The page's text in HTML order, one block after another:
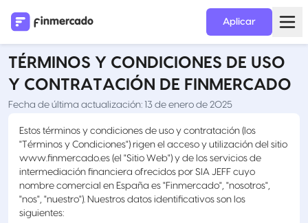
Aplicar
TÉRMINOS Y CONDICIONES DE USO
Y CONTRATACIÓN DE FINMERCADO
Fecha de última actualización: 13 de enero de 2025
Estos términos y condiciones de uso y contratación (los
"Términos y Condiciones") rigen el acceso y utilización del sitio
www.finmercado.es (el "Sitio Web") y de los servicios de
intermediación financiera ofrecidos por SIA JEFF cuyo
nombre comercial en España es "Finmercado", "nosotros",
"nos", "nuestro"). Nuestros datos identificativos son los
siguientes: